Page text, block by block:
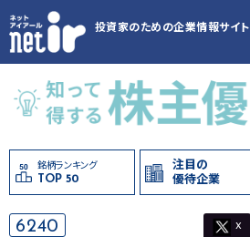
投資家のための企業情報サイト
銘柄ランキング
TOP 50
注目の
優待企業
6240 X